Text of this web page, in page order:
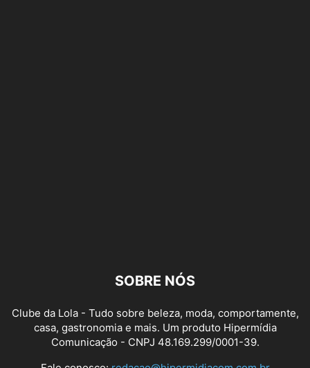
SOBRE NÓS
Clube da Lola - Tudo sobre beleza, moda, comportamente,
casa, gastronomia e mais. Um produto Hipermídia
Comunicação - CNPJ 48.169.299/0001-39.